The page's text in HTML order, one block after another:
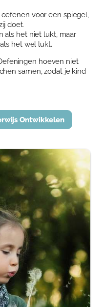
voor een spiegel,
doet.
als het niet lukt, maar
het wel lukt.
hoeven niet
samen, zodat je kind
Ontwikkelen